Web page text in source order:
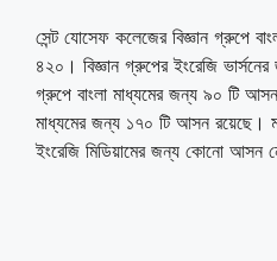
সেন্ট যোসেফ কলেজের বিজ্ঞান গ্রুপে
৪২০। বিজ্ঞান গ্রুপের ইংরেজি
গ্রুপে বাংলা মাধ্যমের জন্য ৯০ টি
মাধ্যমের জন্য ১৭০ টি আসন রয়েছে।
ইংরেজি মিডিয়ামের জন্য কোনো আসন